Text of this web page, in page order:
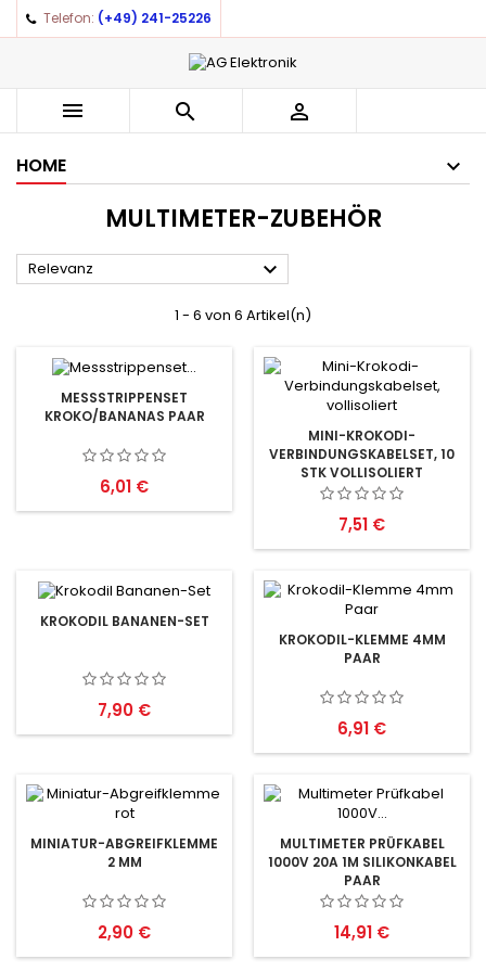
Telefon: (+49) 241-25226
  
HOME
MULTIMETER-ZUBEHÖR
Relevanz 
1 - 6 von 6 Artikel(n)
MESSSTRIPPENSET
KROKO/BANANAS PAAR
Preis
6,01 €
MINI-KROKODI-
VERBINDUNGSKABELSET, 10
STK VOLLISOLIERT
Preis
7,51 €
KROKODIL BANANEN-SET
Preis
7,90 €
KROKODIL-KLEMME 4MM
PAAR
Preis
6,91 €
MINIATUR-ABGREIFKLEMME
2 MM
Preis
2,90 €
MULTIMETER PRÜFKABEL
1000V 20A 1M SILIKONKABEL
PAAR
Preis
14,91 €
Auf meine Wunschliste ×
add_circle_outlineCreate new list
((modalTitle)) ×
((confirmMessage))
((title)) ×
((label))
((cancelText)) ((createText))
Anmelden ×
You need to be logged in to save products in your
wishlist.
((cancelText)) ((loginText))